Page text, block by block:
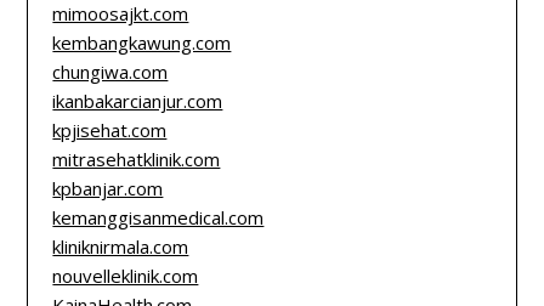
mimoosajkt.com
kembangkawung.com
chungiwa.com
ikanbakarcianjur.com
kpjisehat.com
mitrasehatklinik.com
kpbanjar.com
kemanggisanmedical.com
kliniknirmala.com
nouvelleklinik.com